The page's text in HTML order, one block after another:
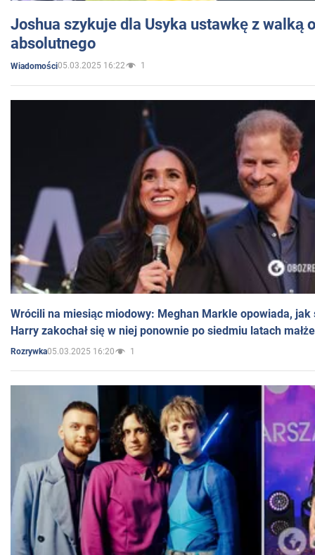
Joshua szykuje dla Usyka ustawkę z walką
absolutnego
Wiadomości05.03.2025 16:22 1
Wrócili na miesiąc miodowy: Meghan Markle opowiada, jak
Harry zakochał się w niej ponownie po siedmiu latach
Rozrywka05.03.2025 16:20 1